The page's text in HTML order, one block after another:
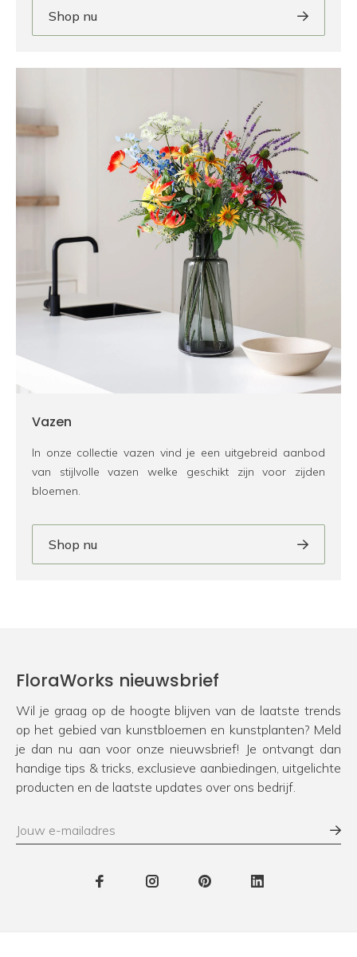
Shop nu
Vazen
In onze collectie vazen vind je een uitgebreid aanbod
van stijlvolle vazen welke geschikt zijn voor zijden
bloemen.
Shop nu
FloraWorks nieuwsbrief
Wil je graag op de hoogte blijven van de laatste trends
op het gebied van kunstbloemen en kunstplanten? Meld
je dan nu aan voor onze nieuwsbrief! Je ontvangt dan
handige tips & tricks, exclusieve aanbiedingen, uitgelichte
producten en de laatste updates over ons bedrijf.